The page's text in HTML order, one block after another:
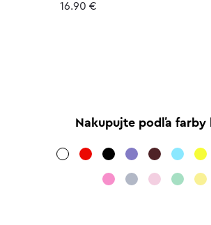
Hodnotenie
16.90 €
Nakupujte podľa farby